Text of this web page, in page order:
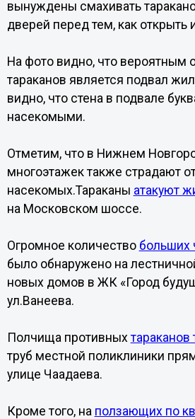
вынуждены смахивать
дверей перед тем, как открыть
На фото видно, что вероятным
тараканов является подвал
видно, что стена в подвале
насекомыми.
Отметим, что в Нижнем
многоэтажек также страдают
насекомых.Тараканы атакуют
на Московском шоссе.
Огромное количество больших
было обнаружено на
новых домов в ЖК «Город
ул.Ванеева.
Полчища противных тараканов
труб местной поликлиники
улице Чаадаева.
Кроме того, на ползающих по